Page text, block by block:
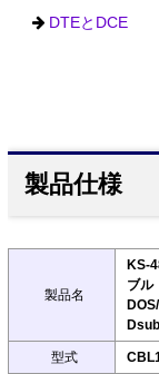
DTEとDCE
製品仕様
製品名
KS-
ブル
型式